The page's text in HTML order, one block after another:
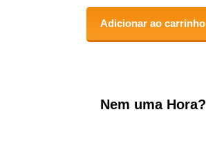
Adicionar ao carrinho
Nem uma Hora?